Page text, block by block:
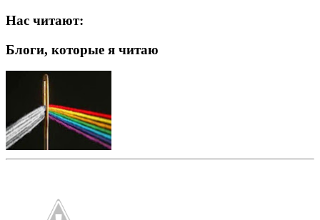
Нас читают:
Блоги, которые я читаю